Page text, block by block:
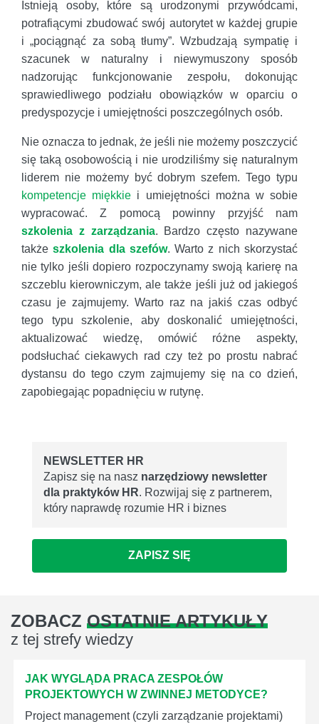
Istnieją osoby, które są urodzonymi przywódcami,
potrafiącymi zbudować swój autorytet w każdej grupie
i „pociągnąć za sobą tłumy”. Wzbudzają sympatię i
szacunek w naturalny i niewymuszony sposób
nadzorując funkcjonowanie zespołu, dokonując
sprawiedliwego podziału obowiązków w oparciu o
predyspozycje i umiejętności poszczególnych osób.
Nie oznacza to jednak, że jeśli nie możemy poszczycić
się taką osobowością i nie urodziliśmy się naturalnym
liderem nie możemy być dobrym szefem. Tego typu
kompetencje miękkie i umiejętności można w sobie
wypracować. Z pomocą powinny przyjść nam
szkolenia z zarządzania. Bardzo często nazywane
takżeszkolenia dla szefów. Warto z nich skorzystać
nie tylko jeśli dopiero rozpoczynamy swoją karierę na
szczeblu kierowniczym, ale także jeśli już od jakiegoś
czasu je zajmujemy. Warto raz na jakiś czas odbyć
tego typu szkolenie, aby doskonalić umiejętności,
aktualizować wiedzę, omówić różne aspekty,
podsłuchać ciekawych rad czy też po prostu nabrać
dystansu do tego czym zajmujemy się na co dzień,
zapobiegając popadnięciu w rutynę.
NEWSLETTER HR
Zapisz się na nasz narzędziowy newsletter
dla praktyków HR. Rozwijaj się z partnerem,
który naprawdę rozumie HR i biznes
ZAPISZ SIĘ
ZOBACZ OSTATNIE ARTYKUŁY
z tej strefy wiedzy
JAK WYGLĄDA PRACA ZESPOŁÓW
PROJEKTOWYCH W ZWINNEJ METODYCE?
Project management (czyli zarządzanie projektami)